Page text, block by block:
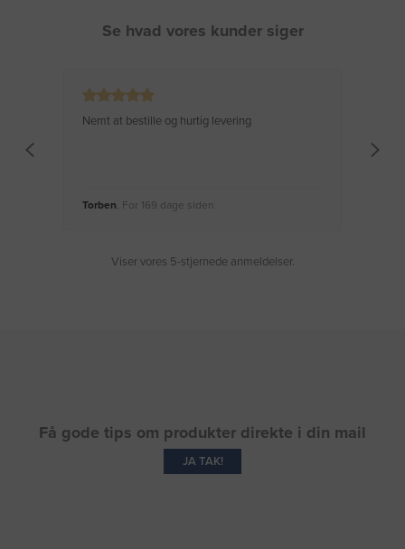
Se hvad vores kunder siger
Nemt at bestille og hurtig levering
Torben , For 169 dage siden
Viser vores 5-stjernede anmeldelser.
Få gode tips om produkter direkte i din mail
JA TAK!